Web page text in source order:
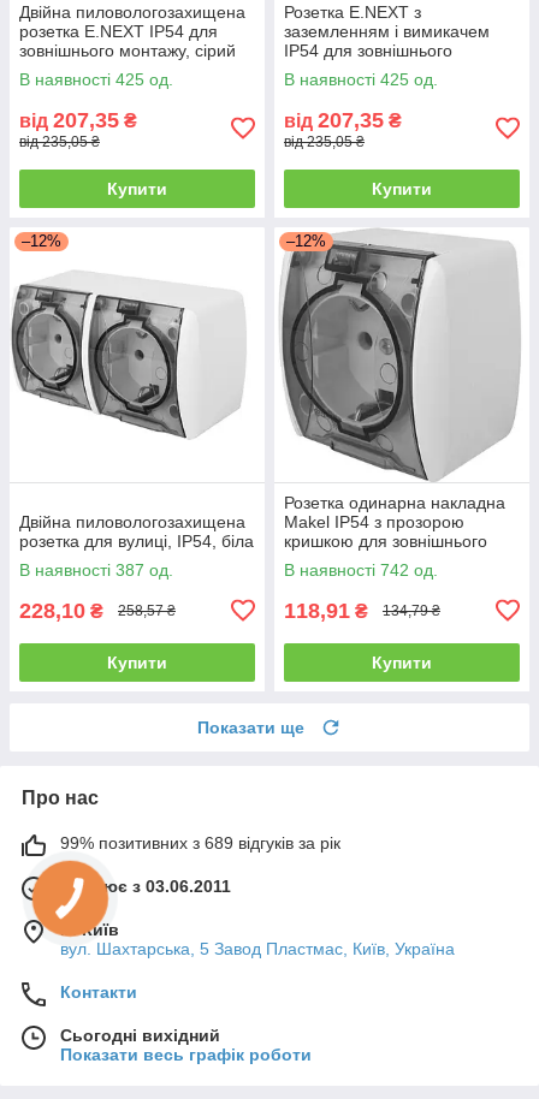
Двійна пиловологозахищена
розетка E.NEXT IP54 для
зовнішнього монтажу, сірий
В наявності 425 од.
від 207,35 ₴
від 235,05 ₴
Купити
Розетка E.NEXT з
заземленням і вимикачем
IP54 для зовнішнього
монтажу, сірий
В наявності 425 од.
від 207,35 ₴
від 235,05 ₴
Купити
–12%
Двійна пиловологозахищена
розетка для вулиці, IP54, біла
В наявності 387 од.
228,10 ₴ 258,57 ₴
Купити
–12%
Розетка одинарна накладна
Makel IP54 з прозорою
кришкою для зовнішнього
монтажу 230В 16А
В наявності 742 од.
118,91 ₴ 134,79 ₴
Купити
Показати ще
Про нас
99% позитивних з 689 відгуків за рік
Працює з 03.06.2011
м. Київ
вул. Шахтарська, 5 Завод Пластмас, Київ, Україна
Контакти
Сьогодні вихідний
Показати весь графік роботи